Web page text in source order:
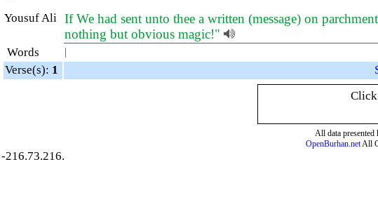
Yousuf Ali If We had sent unto thee a written (message) on
nothing but obvious magic!"
Words |
Verse(s): 1
Click
All data presented
OpenBurhan.netAll
-216.73.216.